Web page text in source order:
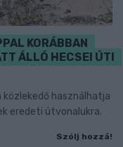
KORÁBBAN
ÁLLÓ HECSEI ÚTI
használhatja
eredeti útvonalukra.
Szólj hozzá!